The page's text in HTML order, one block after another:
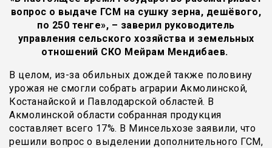
вопрос о выдаче ГСМ на сушку зерна, дешёвого,
по 250 тенге», – заверил руководитель
управления сельского хозяйства и земельных
отношений СКО Мейрам Мендибаев.
В целом, из-за обильных дождей также половину
урожая не смогли собрать аграрии Акмолинской,
Костанайской и Павлодарской областей. В
Акмолинской области собранная продукция
составляет всего 17%. В Минсельхозе заявили, что
решили вопрос о выделении дополнительного ГСМ,